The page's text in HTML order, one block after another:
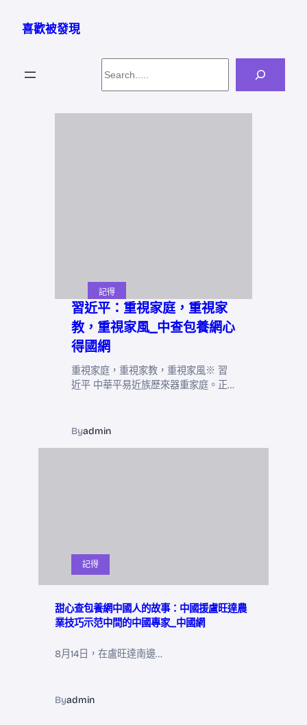
喜歡被發現
記得
習近平：重視家庭，重視家
教，重視家風_中查包養網心
得國網
重視家庭，重視家教，重視家風※ 習
近平 中華平易近族歷來器重家庭。正…
Byadmin
記得
甜心查包養網中國人的故事：中國援盧旺達農
業技巧示范中間的中國專家_中國網
8月14日，在盧旺達南邊…
Byadmin